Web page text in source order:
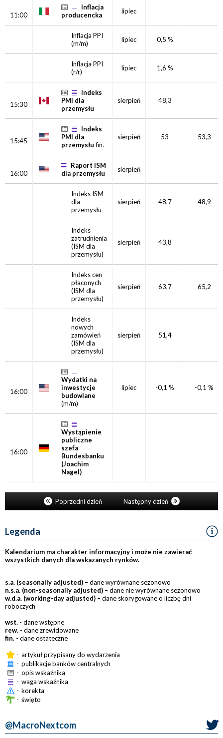
11:00
Inflacja
producencka
lipiec
Inflacja PPI
(m/m)
lipiec 0,5 %
Inflacja PPI
(r/r)
lipiec 1,6 %
15:30
Indeks
PMI dla
przemysłu
sierpień 48,3
15:45
Indeks
PMI dla
przemysłufin.
sierpień 53 53,3
16:00
Raport ISM
dla przemysłu
sierpień
Indeks ISM
dla
przemysłu
sierpień 48,7 48,9
Indeks
zatrudnienia
(ISM dla
przemysłu)
sierpień 43,8
Indeks cen
płaconych
(ISM dla
przemysłu)
sierpień 63,7 65,2
Indeks
nowych
zamówień
(ISM dla
przemysłu)
sierpień 51,4
16:00
Wydatki na
inwestycje
budowlane
(m/m)
lipiec -0,1 % -0,1 %
16:00
Wystąpienie
publiczne
szefa
Bundesbanku
(Joachim
Nagel)
Poprzedni dzień Następny dzień
Legenda
Kalendarium ma charakter informacyjny i może nie zawierać
wszystkich danych dla wskazanych rynków.
s.a. (seasonally adjusted) – dane wyrównane sezonowo
n.s.a. (non-seasonally adjusted) – dane nie wyrównane sezonowo
w.d.a. (working-day adjusted) – dane skorygowane o liczbę dni
roboczych
wst. - dane wstępne
rew. - dane zrewidowane
fin. - dane ostateczne
- artykuł przypisany do wydarzenia
- publikacje banków centralnych
- opis wskaźnika
- waga wskaźnika
- korekta
- święto
@MacroNextcom